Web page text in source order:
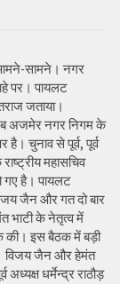
सामने। नगर
पर। पायलट
जताया।
अजमेर नगर निगम के
है। चुनाव से पूर्व, पूर्व
महासचिव
है। पायलट
जैन और गत दो बार
भाटी के नेतृत्व में
की। इस बैठक में बड़ी
विजय जैन और हेमंत
अध्यक्ष धर्मेन्द्र राठौड़